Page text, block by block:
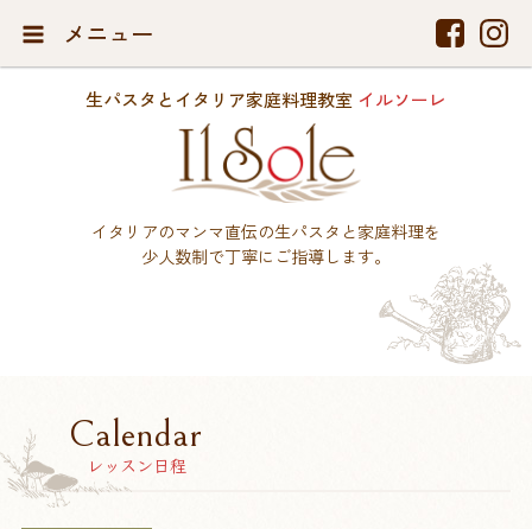
メニュー
生パスタとイタリア家庭料理教室 イルソーレ
イタリアのマンマ直伝の生パスタと家庭料理を
少人数制で丁寧にご指導します。
Calendar
レッスン日程